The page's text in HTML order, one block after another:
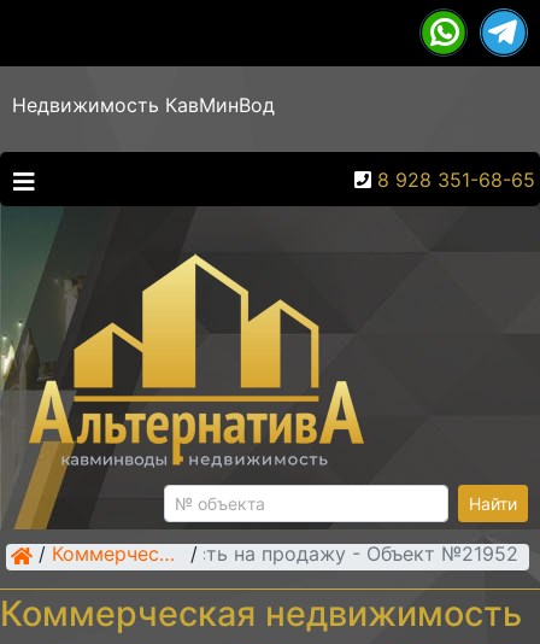
Недвижимость КавМинВод
8 928 351-68-65
Найти
/ Коммерческая недвижимость /
недвижимость на продажу - Объект №21952
Коммерческая недвижимость